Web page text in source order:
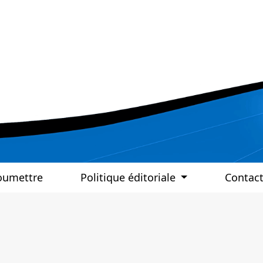
Politique éditoriale Contact